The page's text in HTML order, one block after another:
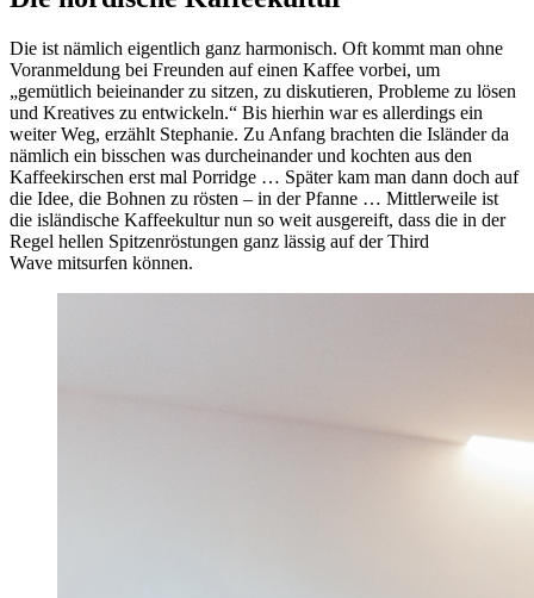
Die ist nämlich eigentlich ganz harmonisch. Oft kommt man ohne
Voranmeldung bei Freunden auf einen Kaffee vorbei, um
„gemütlich beieinander zu sitzen, zu diskutieren, Probleme zu lösen
und Kreatives zu entwickeln.“ Bis hierhin war es allerdings ein
weiter Weg, erzählt Stephanie. Zu Anfang brachten die Isländer da
nämlich ein bisschen was durcheinander und kochten aus den
Kaffeekirschen erst mal Porridge … Später kam man dann doch auf
die Idee, die Bohnen zu rösten – in der Pfanne … Mittlerweile ist
die isländische Kaffeekultur nun so weit ausgereift, dass die in der
Regel hellen Spitzenröstungen ganz lässig auf der Third
Wave mitsurfen können.